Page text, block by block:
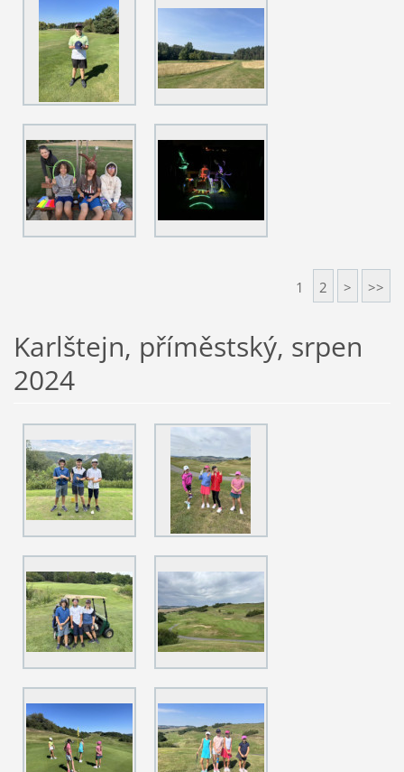
1 2 > >>
Karlštejn, příměstský, srpen
2024